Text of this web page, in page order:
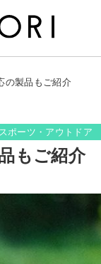
の製品もご紹介
スポーツ・アウトドア
もご紹介